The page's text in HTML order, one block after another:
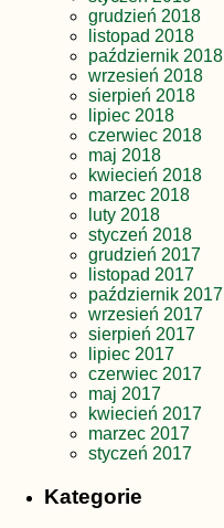
grudzień 2018
listopad 2018
październik 2018
wrzesień 2018
sierpień 2018
lipiec 2018
czerwiec 2018
maj 2018
kwiecień 2018
marzec 2018
luty 2018
styczeń 2018
grudzień 2017
listopad 2017
październik 2017
wrzesień 2017
sierpień 2017
lipiec 2017
czerwiec 2017
maj 2017
kwiecień 2017
marzec 2017
styczeń 2017
Kategorie